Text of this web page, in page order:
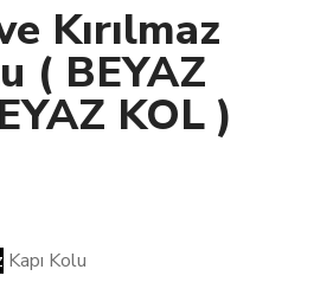
Kırılmaz
( BEYAZ
KOL )
Kapı Kolu